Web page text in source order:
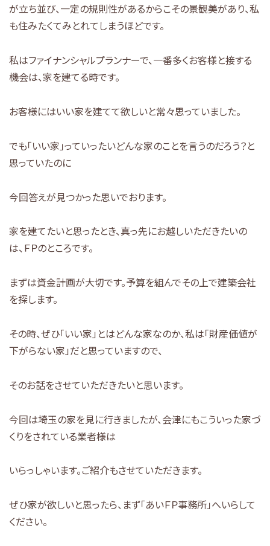
が立ち並び、一定の規則性があるからこその景観美があり、私
も住みたくてみとれてしまうほどです。
私はファイナンシャルプランナーで、一番多くお客様と接する
機会は、家を建てる時です。
お客様にはいい家を建てて欲しいと常々思っていました。
でも「いい家」っていったいどんな家のことを言うのだろう？と
思っていたのに
今回答えが見つかった思いでおります。
家を建てたいと思ったとき、真っ先にお越しいただきたいの
は、ＦＰのところです。
まずは資金計画が大切です。予算を組んでその上で建築会社
を探します。
その時、ぜひ「いい家」とはどんな家なのか、私は「財産価値が
下がらない家」だと思っていますので、
そのお話をさせていただきたいと思います。
今回は埼玉の家を見に行きましたが、会津にもこういった家づ
くりをされている業者様は
いらっしゃいます。ご紹介もさせていただきます。
ぜひ家が欲しいと思ったら、まず「あいＦＰ事務所」へいらして
ください。